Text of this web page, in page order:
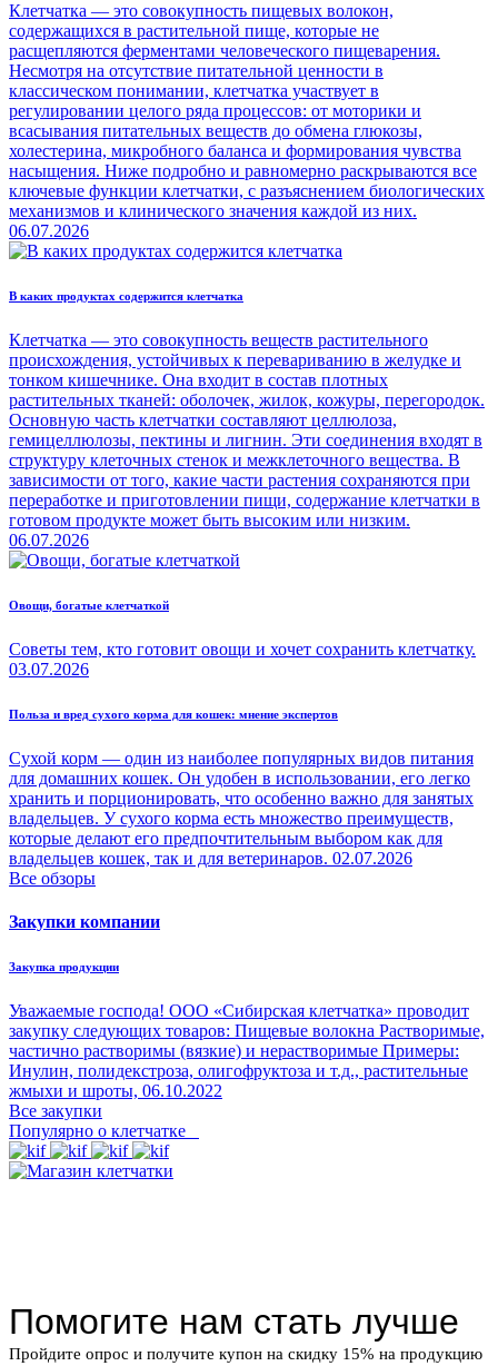
Клетчатка — это совокупность пищевых волокон,
содержащихся в растительной пище, которые не
расщепляются ферментами человеческого пищеварения.
Несмотря на отсутствие питательной ценности в
классическом понимании, клетчатка участвует в
регулировании целого ряда процессов: от моторики и
всасывания питательных веществ до обмена глюкозы,
холестерина, микробного баланса и формирования чувства
насыщения. Ниже подробно и равномерно раскрываются все
ключевые функции клетчатки, с разъяснением биологических
механизмов и клинического значения каждой из них.
06.07.2026
В каких продуктах содержится клетчатка
Клетчатка — это совокупность веществ растительного
происхождения, устойчивых к перевариванию в желудке и
тонком кишечнике. Она входит в состав плотных
растительных тканей: оболочек, жилок, кожуры, перегородок.
Основную часть клетчатки составляют целлюлоза,
гемицеллюлозы, пектины и лигнин. Эти соединения входят в
структуру клеточных стенок и межклеточного вещества. В
зависимости от того, какие части растения сохраняются при
переработке и приготовлении пищи, содержание клетчатки в
готовом продукте может быть высоким или низким.
06.07.2026
Овощи, богатые клетчаткой
Советы тем, кто готовит овощи и хочет сохранить клетчатку.
03.07.2026
Польза и вред сухого корма для кошек: мнение экспертов
Сухой корм — один из наиболее популярных видов питания
для домашних кошек. Он удобен в использовании, его легко
хранить и порционировать, что особенно важно для занятых
владельцев. У сухого корма есть множество преимуществ,
которые делают его предпочтительным выбором как для
владельцев кошек, так и для ветеринаров. 02.07.2026
Все обзоры
Закупки компании
Закупка продукции
Уважаемые господа! ООО «Сибирская клетчатка» проводит
закупку следующих товаров: Пищевые волокна Растворимые,
частично растворимы (вязкие) и нерастворимые Примеры:
Инулин, полидекстроза, олигофруктоза и т.д., растительные
жмыхи и шроты, 06.10.2022
Все закупки
Популярно о клетчатке